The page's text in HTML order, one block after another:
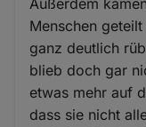
Außerdem
Menschen
ganz deutlich
blieb doch gar
etwas mehr auf
dass sie nicht